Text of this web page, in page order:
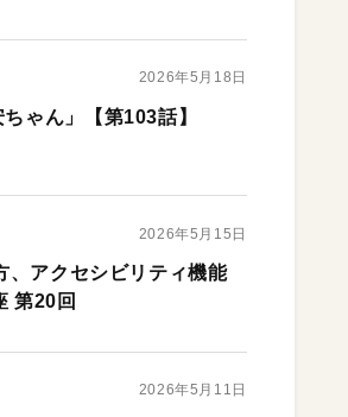
2026年5月18日
ゃん」【第103話】
2026年5月15日
、アクセシビリティ機能
第20回
2026年5月11日